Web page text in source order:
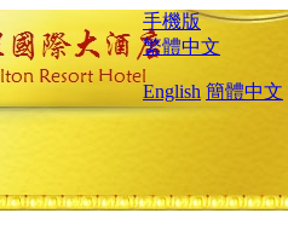
手機版
繁體中文
English 簡體中文